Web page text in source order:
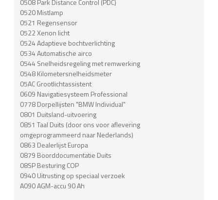
0520 Mistlamp
0521 Regensensor
0522 Xenon licht
0524 Adaptieve bochtverlichting
0534 Automatische airco
0544 Snelheidsregeling met remwerking
0548 Kilometersnelheidsmeter
05AC Grootlichtassistent
0609 Navigatiesysteem Professional
0778 Dorpellijsten "BMW Individual"
0801 Duitsland-uitvoering
0851 Taal Duits (door ons voor aflevering
omgeprogrammeerd naar Nederlands)
0863 Dealerlijst Europa
0879 Boorddocumentatie Duits
08SP Besturing COP
0940 Uitrusting op speciaal verzoek
A090 AGM-accu 90 Ah